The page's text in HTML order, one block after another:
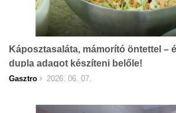
Káposztasaláta, mámorító öntettel –
dupla adagot készíteni belőle!
Gasztro 2026. 06. 07.